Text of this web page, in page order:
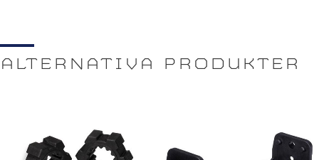
ALTERNATIVA PRODUKTER